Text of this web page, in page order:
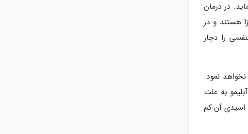
در درمان
هستند و در
را دچار
نمود.
به علت
اسیدی آن کم